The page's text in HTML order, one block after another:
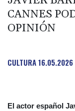
CANNES
OPINIÓN
CULTURA16.05.2026
El actor español